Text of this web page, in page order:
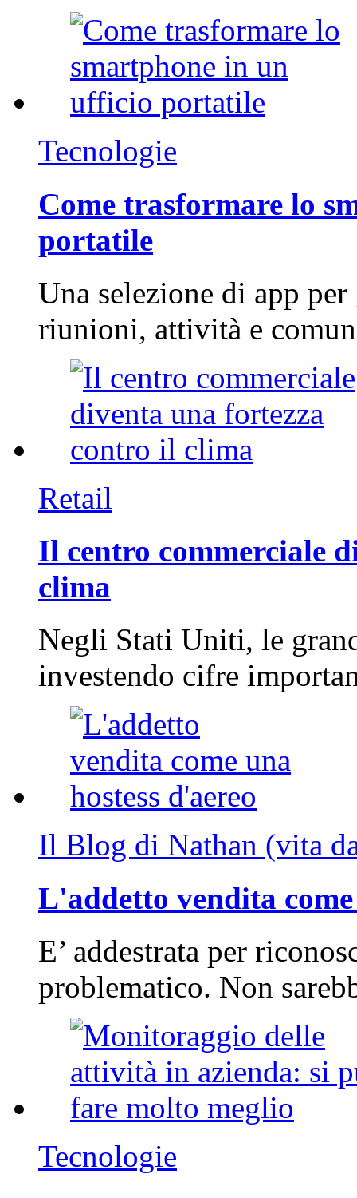
Tecnologie
Come trasformare lo
portatile
Una selezione di app
riunioni, attività e
Retail
Il centro commerciale
clima
Negli Stati Uniti, le
investendo cifre
Il Blog di Nathan (vita
L'addetto vendita
E’ addestrata per
problematico. Non
Tecnologie